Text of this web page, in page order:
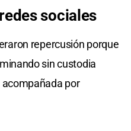
sociales
repercusión porque
sin custodia
por